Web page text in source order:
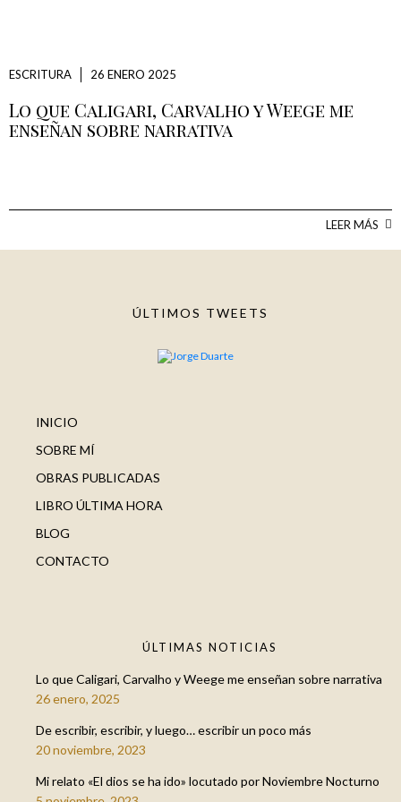
ESCRITURA 26 ENERO 2025
Lo que Caligari, Carvalho y Weege me
enseñan sobre narrativa
LEER MÁS
INICIO
SOBRE MÍ
OBRAS PUBLICADAS
LIBRO ÚLTIMA HORA
BLOG
CONTACTO
ÚLTIMOS TWEETS
ÚLTIMAS NOTICIAS
Lo que Caligari, Carvalho y Weege me enseñan sobre narrativa
26 enero, 2025
De escribir, escribir, y luego… escribir un poco más
20 noviembre, 2023
Mi relato «El dios se ha ido» locutado por Noviembre Nocturno